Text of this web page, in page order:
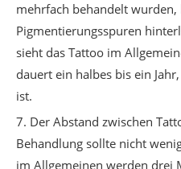
mehrfach behandelt wurden,
Pigmentierungsspuren
sieht das Tattoo im
dauert ein halbes bis ein
ist.
7. Der Abstand zwischen
Behandlung sollte nicht
im Allgemeinen werden drei